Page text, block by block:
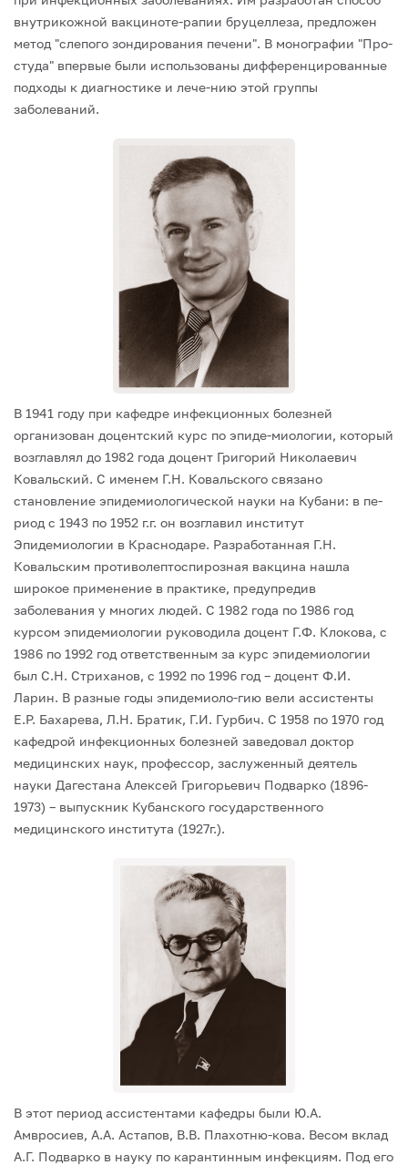
внутрикожной вакциноте-рапии бруцеллеза, предложен
метод "слепого зондирования печени". В монографии "Про-
студа" впервые были использованы дифференцированные
подходы к диагностике и лече-нию этой группы
заболеваний.
В 1941 году при кафедре инфекционных болезней
организован доцентский курс по эпиде-миологии, который
возглавлял до 1982 года доцент Григорий Николаевич
Ковальский. С именем Г.Н. Ковальского связано
становление эпидемиологической науки на Кубани: в пе-
риод с 1943 по 1952 г.г. он возглавил институт
Эпидемиологии в Краснодаре. Разработанная Г.Н.
Ковальским противолептоспирозная вакцина нашла
широкое применение в практике, предупредив
заболевания у многих людей. С 1982 года по 1986 год
курсом эпидемиологии руководила доцент Г.Ф. Клокова, с
1986 по 1992 год ответственным за курс эпидемиологии
был С.Н. Стриханов, с 1992 по 1996 год – доцент Ф.И.
Ларин. В разные годы эпидемиоло-гию вели ассистенты
Е.Р. Бахарева, Л.Н. Братик, Г.И. Гурбич. С 1958 по 1970 год
кафедрой инфекционных болезней заведовал доктор
медицинских наук, профессор, заслуженный деятель
науки Дагестана Алексей Григорьевич Подварко (1896-
1973) – выпускник Кубанского государственного
медицинского института (1927г.).
В этот период ассистентами кафедры были Ю.А.
Амвросиев, А.А. Астапов, В.В. Плахотню-кова. Весом вклад
А.Г. Подварко в науку по карантинным инфекциям. Под его